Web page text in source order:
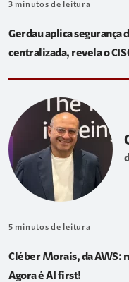
3 minutos de leitura
Gerdau aplica segurança
centralizada, revela o
5 minutos de leitura
Cléber Morais, da AWS:
Agora é AI first!